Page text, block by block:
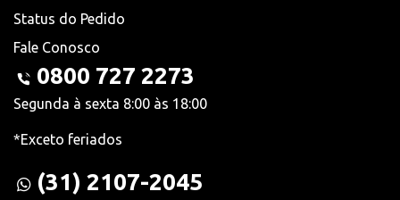
Status do Pedido
Fale Conosco
0800 727 2273
Segunda à sexta 8:00 às 18:00
*Exceto feriados
(31) 2107-2045